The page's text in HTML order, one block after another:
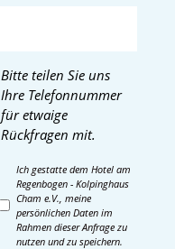
Bitte teilen Sie uns
Ihre Telefonnummer
für etwaige
Rückfragen mit.
Ich gestatte dem Hotel am
Regenbogen - Kolpinghaus
Cham e.V., meine
persönlichen Daten im
Rahmen dieser Anfrage zu
nutzen und zu speichern.